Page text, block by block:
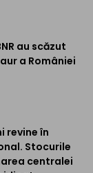
au scăzut
a României
revine în
Stocurile
centralei